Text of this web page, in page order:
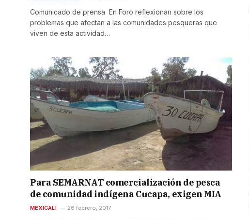
Comunicado de prensa En Foro reflexionan sobre los
problemas que afectan a las comunidades pesqueras que
viven de esta actividad…
Para SEMARNAT comercialización de pesca
de comunidad indígena Cucapa, exigen MIA
MEXICALI 26 febrero, 2017